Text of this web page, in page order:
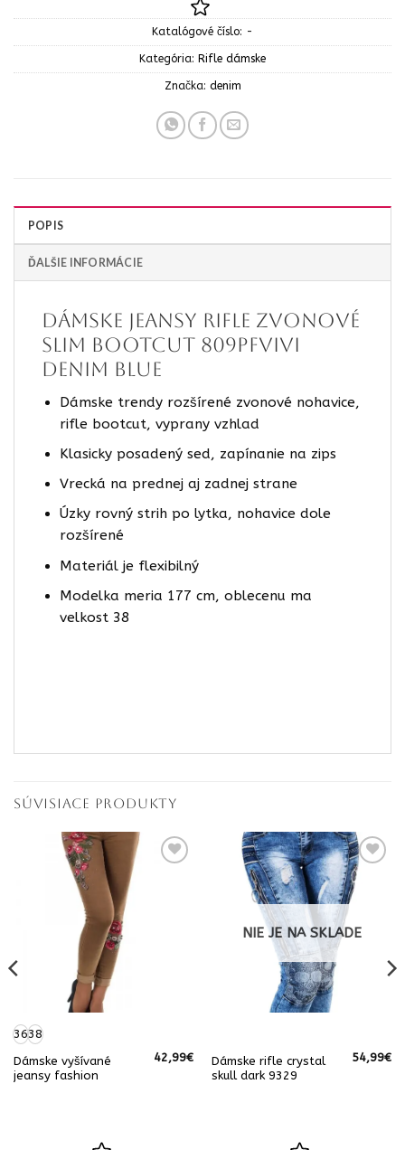
Katalógové číslo: -
Kategória: Rifle dámske
Značka: denim
POPIS
ĎALŠIE INFORMÁCIE
Dámske jeansy rifle zvonové
slim bootcut 809PFvivi
denim blue
Dámske trendy rozšírené zvonové nohavice,
rifle bootcut, vyprany vzhlad
Klasicky posadený sed, zapínanie na zips
Vrecká na prednej aj zadnej strane
Úzky rovný strih po lytka, nohavice dole
rozšírené
Materiál je flexibilný
Modelka meria 177 cm, oblecenu ma
velkost 38
SÚVISIACE PRODUKTY
3638
Dámske vyšívané
jeansy fashion
42,99€
NIE JE NA SKLADE
Dámske rifle crystal
skull dark 9329
54,99€